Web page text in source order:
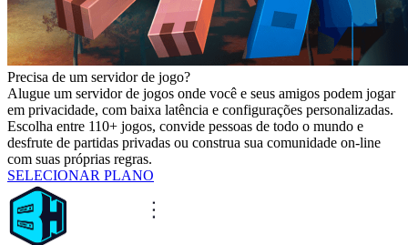
Precisa de um servidor de jogo?
Alugue um servidor de jogos onde você e seus amigos podem jogar
em privacidade, com baixa latência e configurações personalizadas.
Escolha entre 110+ jogos, convide pessoas de todo o mundo e
desfrute de partidas privadas ou construa sua comunidade on-line
com suas próprias regras.
SELECIONAR PLANO